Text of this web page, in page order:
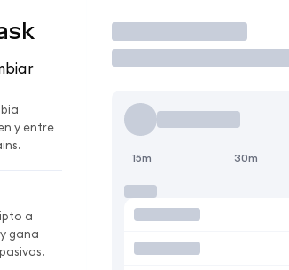
y entre
a
gana
Operar
15m 30m